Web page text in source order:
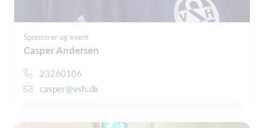
Sponsorer og event
Casper Andersen
23260106
casper@vsh.dk